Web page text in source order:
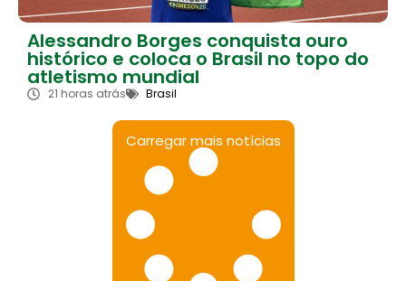
Alessandro Borges conquista ouro
histórico e coloca o Brasil no topo do
atletismo mundial
21 horas atrás Brasil
Carregar mais notícias